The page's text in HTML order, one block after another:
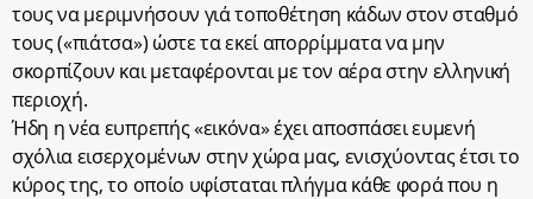
τους να μεριμνήσουν γιά τοποθέτηση κάδων στον σταθμό
τους («πιάτσα») ώστε τα εκεί απορρίμματα να μην
σκορπίζουν και μεταφέρονται με τον αέρα στην ελληνική
περιοχή.
Ήδη η νέα ευπρεπής «εικόνα» έχει αποσπάσει ευμενή
σχόλια εισερχομένων στην χώρα μας, ενισχύοντας έτσι το
κύρος της, το οποίο υφίσταται πλήγμα κάθε φορά που η